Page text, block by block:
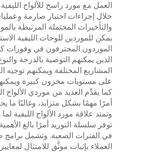
العمل مع مورد راسخ للألواح
خلال إجراءات اختبار صارمة
والتأخيرات المحتملة المرتبطة
يمكن للموردين للوحات الليفية
الموردون المحترفون في وفورات
الذين يمكنهم التوصية بالدرجة
المشاريع المختلفة ويمكنهم توجيه
على مستويات مخزون كبيرة
كما يقدِّم العديد من موردي
أمرًا مهمًا بشكل متزايد، وغالبًا
وتمتد علاقة مورد الألواح
توفر سلسلة التوريد أمرًا بالغ
في الفترات الصعبة. وتشمل برامج
العملاء بإثبات موثَّق للامتثال